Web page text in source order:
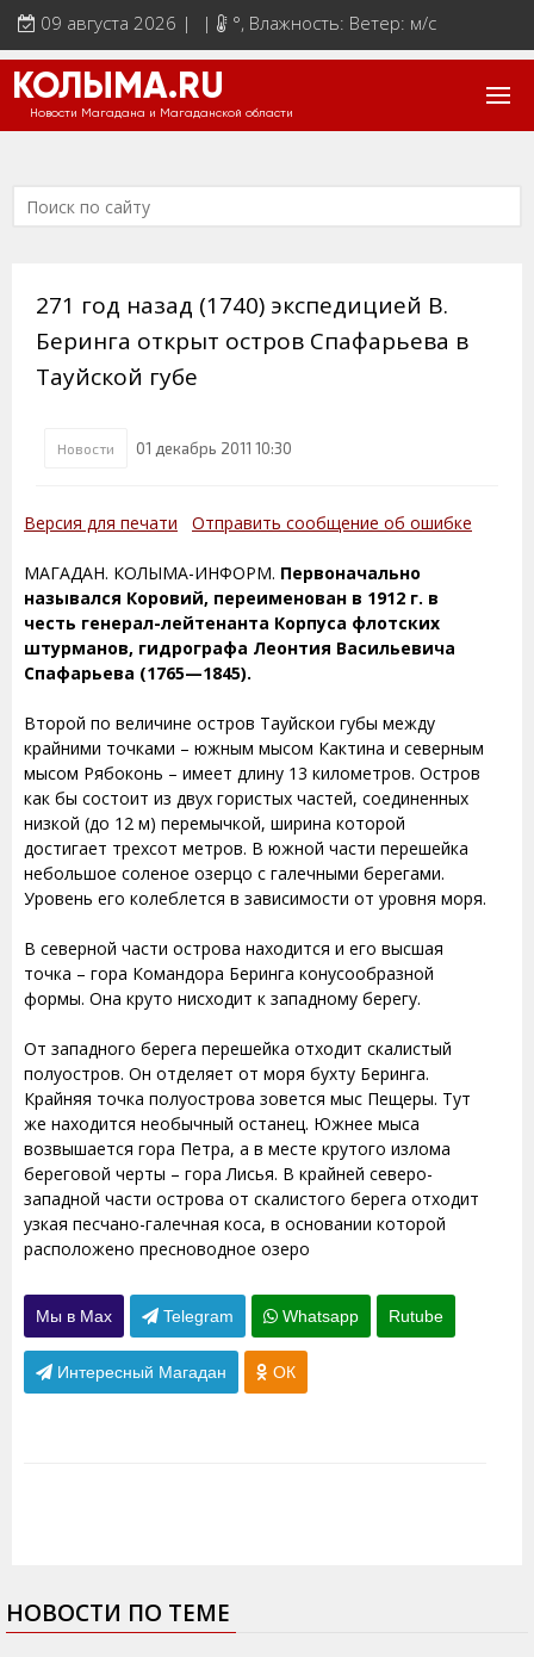
09 августа 2026 | | °, Влажность: Ветер: м/с
КОЛЫМА.RU
Новости Магадана и Магаданской области
271 год назад (1740) экспедицией В.
Беринга открыт остров Спафарьева в
Тауйской губе
Новости 01 декабрь 2011 10:30
Версия для печати Отправить сообщение об ошибке
МАГАДАН. КОЛЫМА-ИНФОРМ. Первоначально
назывался Коровий, переименован в 1912 г. в
честь генерал-лейтенанта Корпуса флотских
штурманов, гидрографа Леонтия Васильевича
Спафарьева (1765—1845).
Второй по величине остров Тауйскои губы между
крайними точками – южным мысом Кактина и северным
мысом Рябоконь – имеет длину 13 километров. Остров
как бы состоит из двух гористых частей, соединенных
низкой (до 12 м) перемычкой, ширина которой
достигает трехсот метров. В южной части перешейка
небольшое соленое озерцо с галечными берегами.
Уровень его колеблется в зависимости от уровня моря.
В северной части острова находится и его высшая
точка – гора Командора Беринга конусообразной
формы. Она круто нисходит к западному берегу.
От западного берега перешейка отходит скалистый
полуостров. Он отделяет от моря бухту Беринга.
Крайняя точка полуострова зовется мыс Пещеры. Тут
же находится необычный останец. Южнее мыса
возвышается гора Петра, а в месте крутого излома
береговой черты – гора Лисья. В крайней северо-
западной части острова от скалистого берега отходит
узкая песчано-галечная коса, в основании которой
расположено пресноводное озеро
Мы в Max Telegram Whatsapp Rutube
Интересный Магадан ОК
НОВОСТИ ПО ТЕМЕ